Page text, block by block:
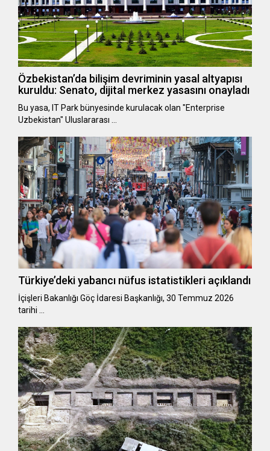
Özbekistan’da bilişim devriminin yasal altyapısı
kuruldu: Senato, dijital merkez yasasını onayladı
Bu yasa, IT Park bünyesinde kurulacak olan "Enterprise
Uzbekistan" Uluslararası …
Türkiye’deki yabancı nüfus istatistikleri açıklandı
​​​​​​​İçişleri Bakanlığı Göç İdaresi Başkanlığı, 30 Temmuz 2026
tarihi …